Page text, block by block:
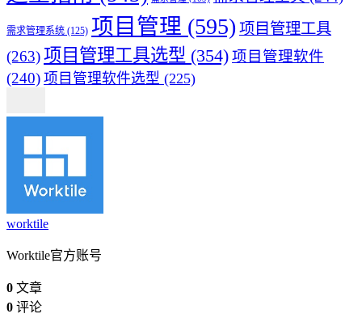
需求管理系统 (125) 项目管理 (595) 项目管理工具
(263)项目管理工具选型 (354) 项目管理软件
(240) 项目管理软件选型 (225)
worktile
Worktile官方账号
0 文章
0 评论